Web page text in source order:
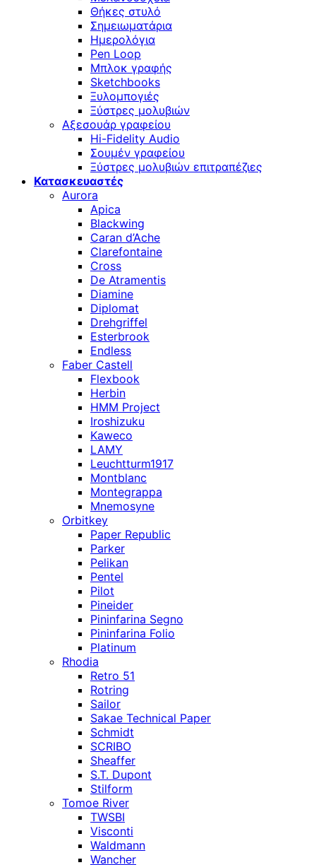
Θήκες στυλό
Σημειωματάρια
Ημερολόγια
Pen Loop
Μπλοκ γραφής
Sketchbooks
Ξυλομπογιές
Ξύστρες μολυβιών
Αξεσουάρ γραφείου
Hi-Fidelity Audio
Σουμέν γραφείου
Ξύστρες μολυβιών επιτραπέζιες
Κατασκευαστές
Aurora
Apica
Blackwing
Caran d’Ache
Clarefontaine
Cross
De Atramentis
Diamine
Diplomat
Drehgriffel
Esterbrook
Endless
Faber Castell
Flexbook
Herbin
HMM Project
Iroshizuku
Kaweco
LAMY
Leuchtturm1917
Montblanc
Montegrappa
Mnemosyne
Orbitkey
Paper Republic
Parker
Pelikan
Pentel
Pilot
Pineider
Pininfarina Segno
Pininfarina Folio
Platinum
Rhodia
Retro 51
Rotring
Sailor
Sakae Technical Paper
Schmidt
SCRIBO
Sheaffer
S.T. Dupont
Stilform
Tomoe River
TWSBI
Visconti
Waldmann
Wancher